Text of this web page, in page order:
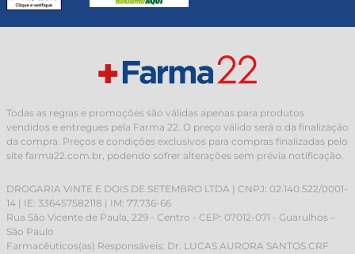
Todas as regras e promoções são válidas apenas para produtos
vendidos e entregues pela Farma 22. O preço válido será o da finalização
da compra. Preços e condições exclusivos para compras finalizadas pelo
site farma22.com.br, podendo sofrer alterações sem prévia notificação.
DROGARIA VINTE E DOIS DE SETEMBRO LTDA | CNPJ: 02.140.522/0001-
14 | IE: 336457582118 | IM: 77.736-66
Rua São Vicente de Paula, 229 - Centro - CEP: 07012-071 - Guarulhos –
São Paulo
Farmacêuticos(as) Responsáveis: Dr. LUCAS AURORA SANTOS CRF